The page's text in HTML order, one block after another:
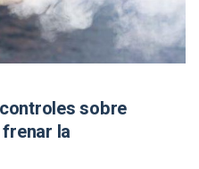
sobre
la